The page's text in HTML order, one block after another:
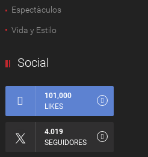
Espectàculos
Vida y Estilo
Social
101,000
LIKES
4.019
SEGUIDORES